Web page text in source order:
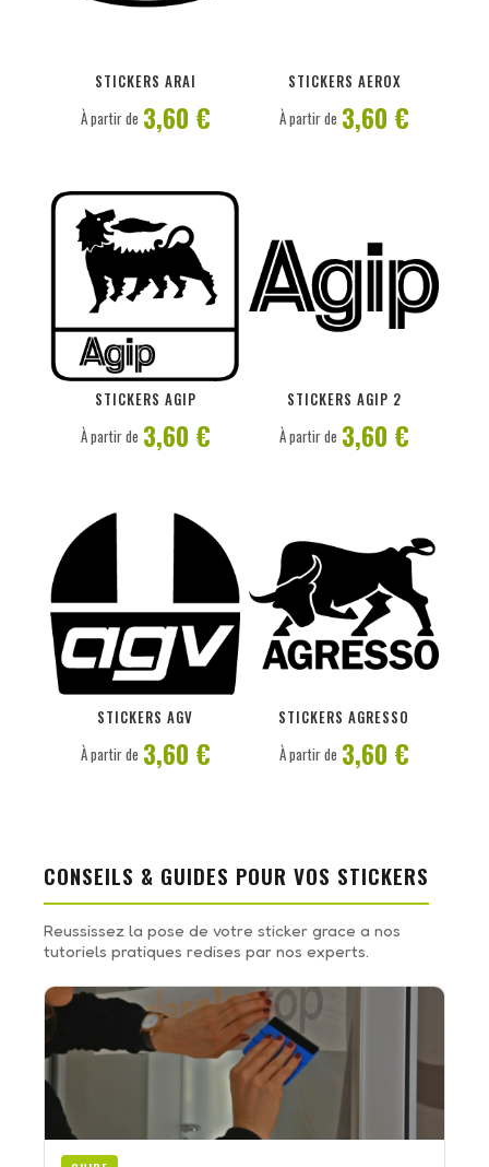
STICKERS ARAI
À partir de 3,60 €
STICKERS AEROX
À partir de 3,60 €
STICKERS AGIP
PERSONNALISER
À partir de 3,60 €
STICKERS AGIP 2
À partir de 3,60 €
STICKERS AGV
PERSONNALISER
À partir de 3,60 €
STICKERS AGRESSO
À partir de 3,60 €
CONSEILS & GUIDES POUR VOS STICKERS
Reussissez la pose de votre sticker grace a nos
tutoriels pratiques redises par nos experts.